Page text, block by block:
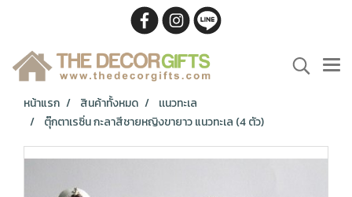
หน้าแรก สินค้าทั้งหมด
เเนวทะเล
ตุ๊กตาเรซิ่น กะลาสีชายหญิงขายาว แนวทะเล (4 ตัว)